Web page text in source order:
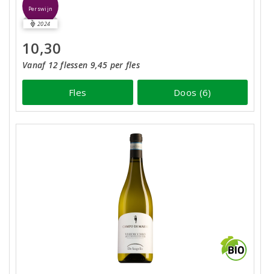
Perswijn
2024
10,30
Vanaf 12 flessen 9,45 per fles
Fles Doos (6)